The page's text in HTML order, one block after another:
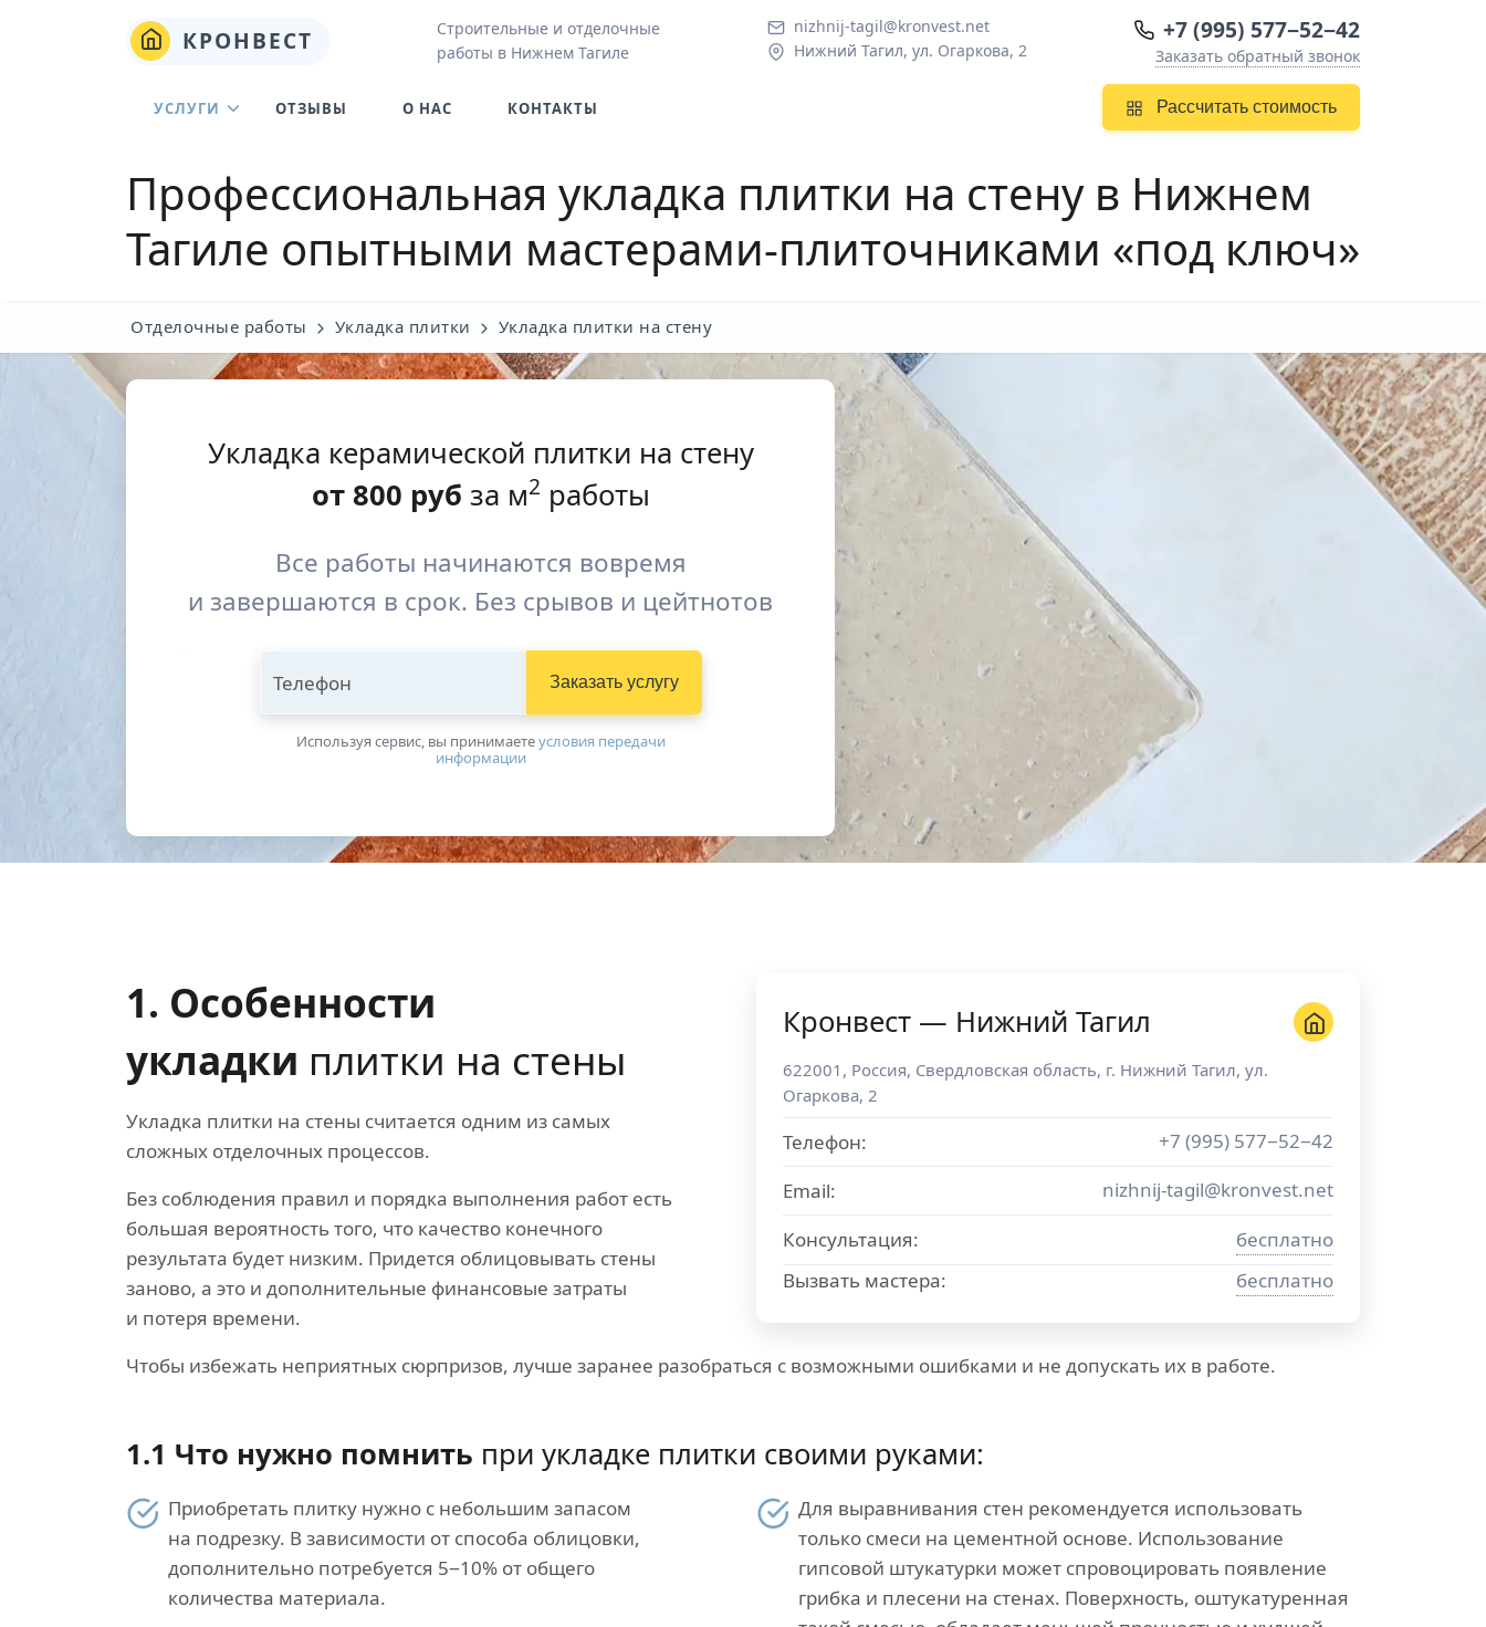
КРОНВЕСТ
Строительные и отделочные
работы в Нижнем Тагиле
nizhnij-tagil@kronvest.net
Нижний Тагил, ул. Огаркова, 2
+7 (995) 577−52−42
Заказать обратный звонок
Рассчитать стоимость
УСЛУГИ ОТЗЫВЫ О НАС КОНТАКТЫ
Профессиональная укладка плитки на стену в Нижнем
Тагиле опытными мастерами-плиточниками «под ключ»
Отделочные работы Укладка плитки Укладка плитки на стену
Укладка керамической плитки на стену
от 800 руб за м2 работы
Все работы начинаются вовремя
и завершаются в срок. Без срывов и цейтнотов
Телефон Заказать услугу
Используя сервис, вы принимаетeусловия передачи
информации
1. Особенности
укладки плитки на стены
Укладка плитки на стены считается одним из самых
сложных отделочных процессов.
Без соблюдения правил и порядка выполнения работ есть
большая вероятность того, что качество конечного
результата будет низким. Придется облицовывать стены
заново, а это и дополнительные финансовые затраты
и потеря времени.
Кронвест — Нижний Тагил
622001 , Россия, Свердловская область, г. Нижний Тагил, ул.
Огаркова, 2
Телефон:
+7 (995) 577−52−42
Email:
nizhnij-tagil@kronvest.net
Консультация:
бесплатно
Вызвать мастера:
бесплатно
Чтобы избежать неприятных сюрпризов, лучше заранее разобраться с возможными ошибками и не допускать их в работе.
1.1 Что нужно помнить при укладке плитки своими руками:
Приобретать плитку нужно с небольшим запасом
на подрезку. В зависимости от способа облицовки,
дополнительно потребуется 5−10% от общего
количества материала.
Для выравнивания стен рекомендуется использовать
только смеси на цементной основе. Использование
гипсовой штукатурки может спровоцировать появление
грибка и плесени на стенах. Поверхность, оштукатуренная